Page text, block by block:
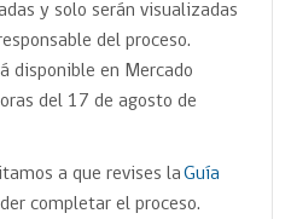
y solo serán visualizadas
del proceso.
disponible en Mercado
del 17 de agosto de
a que revises laGuía
completar el proceso.